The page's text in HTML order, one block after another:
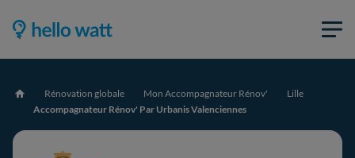
Accueil Rénovation globale Mon Accompagnateur Rénov'
Lille
Accompagnateur Rénov' Par Urbanis Valenciennes